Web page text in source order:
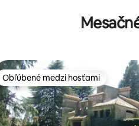
Obľúbené medzi hosťami
Obľúbené medzi hosťami